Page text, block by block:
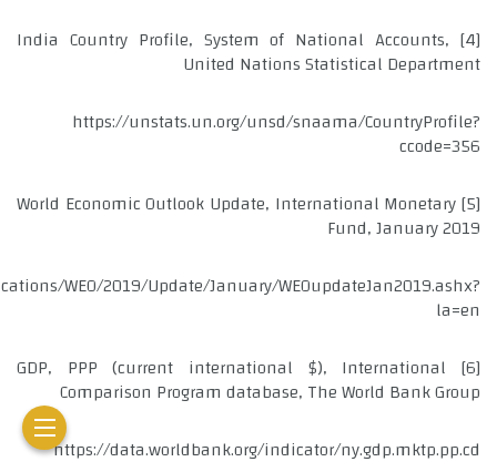
[4]
India Country Profile, System of National Accounts,
United Nations Statistical Department
https://unstats.un.org/unsd/snaama/CountryProfile?
ccode=356
[5]
World Economic Outlook Update, International Monetary
Fund, January 2019
WEO/2019/Update/January/WEOupdateJan2019.ashx?
la=en
[6]
GDP, PPP (current international $), International
Comparison Program database, The World Bank Group
https://data.worldbank.org/indicator/ny.gdp.mktp.pp.cd